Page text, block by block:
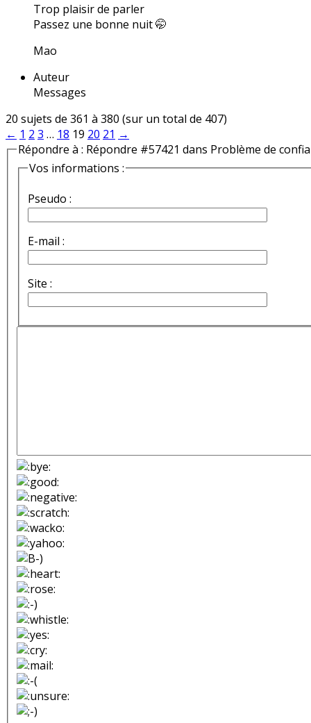
Trop plaisir de parler
Passez une bonne nuit 🤭
Mao
Auteur
Messages
20 sujets de 361 à 380 (sur un total de 407)
← 1 2 3 … 18 19 20 21 →
Répondre à : Répondre #57421 dans Problème de
Vos informations :
Pseudo :
E-mail :
Site :